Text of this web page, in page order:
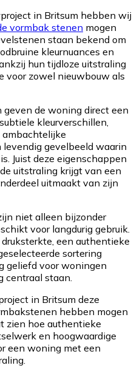
in Britsum hebben wij
vormbak stenen mogen
staan bekend om
kleurnuances en
hun tijdloze uitstraling
voor zowel nieuwbouw als
geven de woning direct een
kleurverschillen,
gevelbeeld waarin
Juist deze eigenschappen
uitstraling krijgt van een
uitmaakt van zijn
niet alleen bijzonder
voor langdurig gebruik.
een authentieke
sortering
geliefd voor woningen
staan.
in Britsum deze
hebben mogen
zien hoe authentieke
en hoogwaardige
een woning met een